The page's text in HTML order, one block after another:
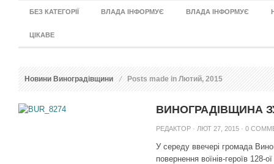
БЕЗ КАТЕГОРІЇ ВЛАДА ІНФОРМУЄ ВЛАДА ІНФОРМУЄ
ЦІКАВЕ
Новини Виноградівщини Posts made in Лютий, 2015
ВИНОГРАДІВЩИНА
РЕДАКТОР · ЛЮТ 27, 2015 · 0
У середу ввечері громада
повернення воїнів-героїв 128-